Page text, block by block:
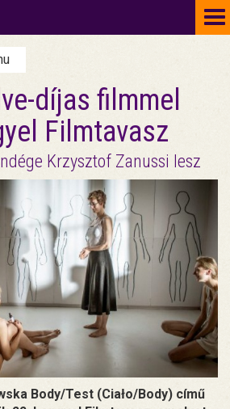
díjas filmmel
Filmtavasz
Krzysztof Zanussi lesz
Body/Test (Ciało/Body) című